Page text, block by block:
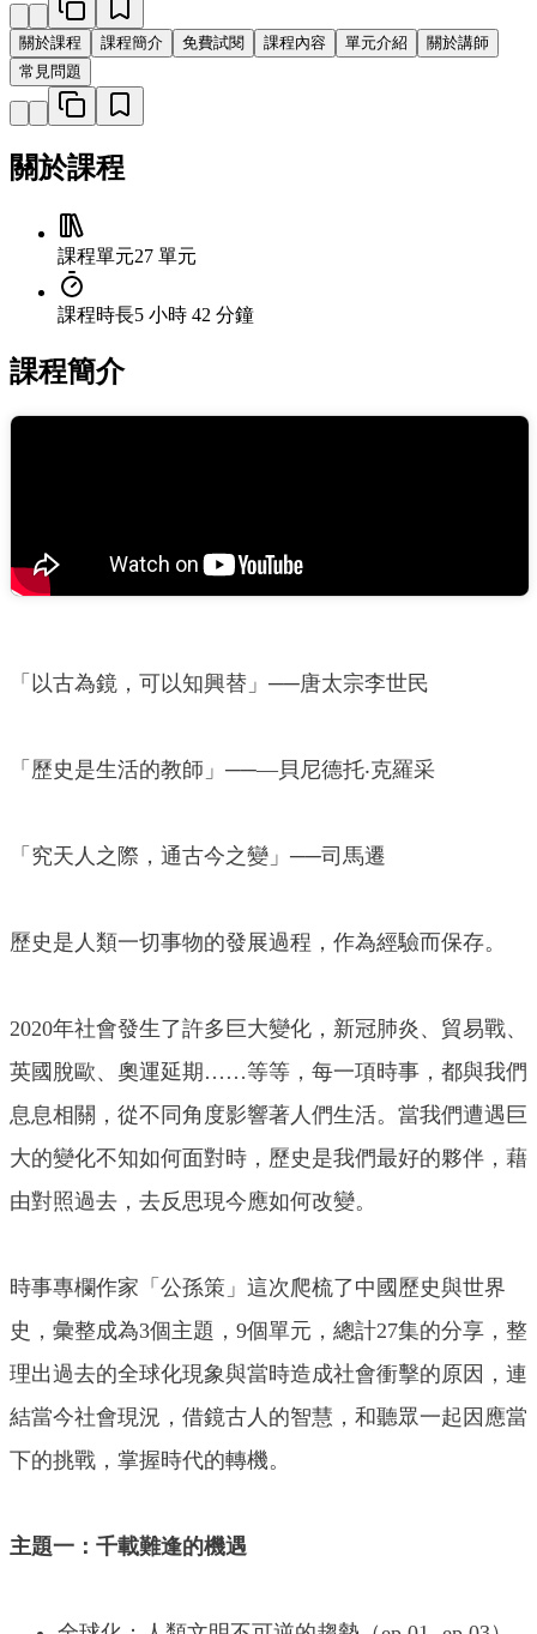
關於課程 課程簡介 免費試閱 課程內容 單元介紹
關於講師
常見問題
關於課程
課程單元27 單元
課程時長5 小時 42 分鐘
課程簡介
「以古為鏡，可以知興替」──唐太宗李世民
「歷史是生活的教師」──—貝尼德托‧克羅采
「究天人之際，通古今之變」──司馬遷
歷史是人類一切事物的發展過程，作為經驗而保存。
2020年社會發生了許多巨大變化，新冠肺炎、貿易戰、
英國脫歐、奧運延期……等等，每一項時事，都與我們
息息相關，從不同角度影響著人們生活。當我們遭遇巨
大的變化不知如何面對時，歷史是我們最好的夥伴，藉
由對照過去，去反思現今應如何改變。
時事專欄作家「公孫策」這次爬梳了中國歷史與世界
史，彙整成為3個主題，9個單元，總計27集的分享，整
理出過去的全球化現象與當時造成社會衝擊的原因，連
結當今社會現況，借鏡古人的智慧，和聽眾一起因應當
下的挑戰，掌握時代的轉機。
主題一：千載難逢的機遇